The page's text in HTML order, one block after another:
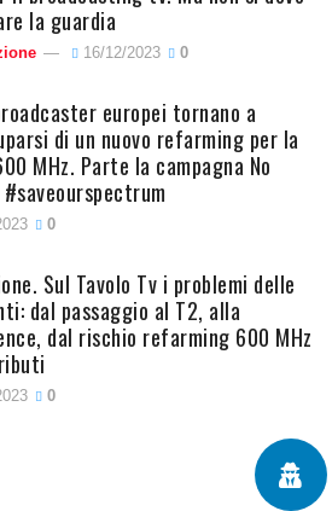
la guardia
16/12/2023 0
europei tornano a
di un nuovo refarming per la
MHz. Parte la campagna No
0
Sul Tavolo Tv i problemi delle
dal passaggio al T2, alla
dal rischio refarming 600 MHz
0